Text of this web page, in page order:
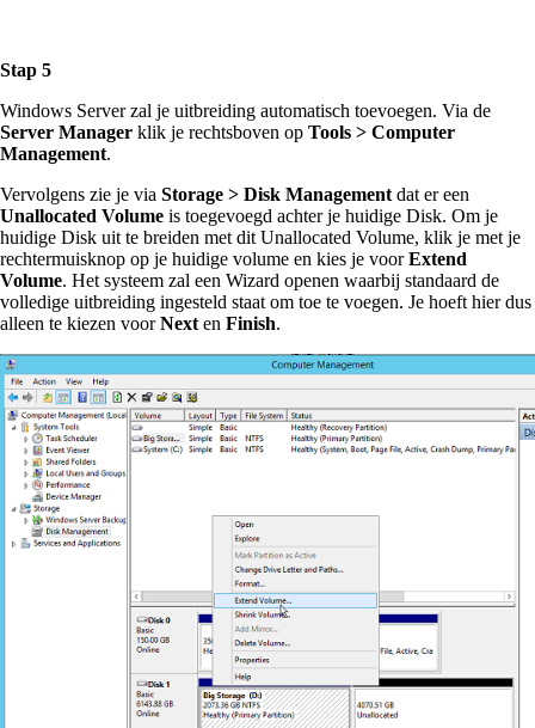
Stap 5
Windows Server zal je uitbreiding automatisch toevoegen. Via de
Server Manager klik je rechtsboven op Tools > Computer
Management.
Vervolgens zie je via Storage > Disk Management dat er een
Unallocated Volume is toegevoegd achter je huidige Disk. Om je
huidige Disk uit te breiden met dit Unallocated Volume, klik je met je
rechtermuisknop op je huidige volume en kies je voorExtend
Volume. Het systeem zal een Wizard openen waarbij standaard de
volledige uitbreiding ingesteld staat om toe te voegen. Je hoeft hier dus
alleen te kiezen voorNext en Finish.